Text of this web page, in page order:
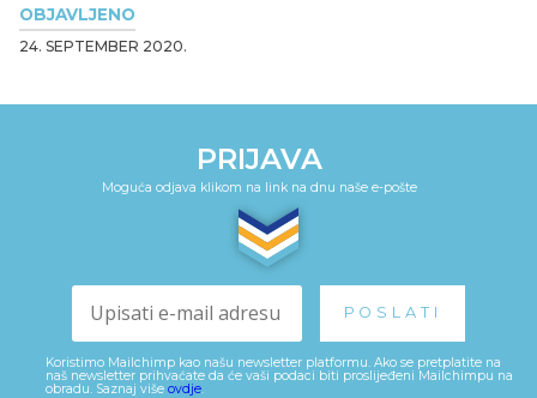
OBJAVLJENO
24. SEPTEMBER 2020.
PRIJAVA
Moguća odjava klikom na link na dnu naše e-pošte
Koristimo Mailchimp kao našu newsletter platformu. Ako se pretplatite na
naš newsletter prihvaćate da će vaši podaci biti proslijeđeni Mailchimpu na
obradu. Saznaj više ovdje